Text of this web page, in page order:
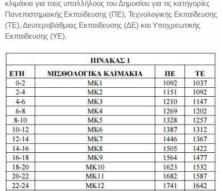
κλιμάκια για τους υπαλλήλους του Δημοσίου για τις κατηγορίες
Πανεπιστημιακής Εκπαίδευσης (ΠΕ), Τεχνολογικής Εκπαίδευσης
(ΤΕ), Δευτεροβάθμιας Εκπαίδευσης (ΔΕ) και Υποχρεωτικής
Εκπαίδευσης (ΥΕ).